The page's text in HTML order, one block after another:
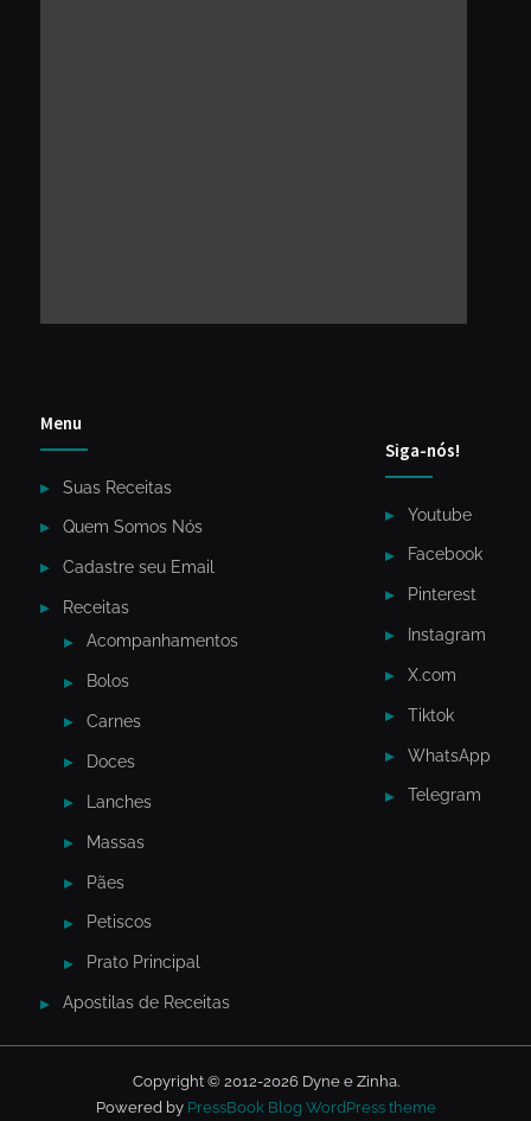
Menu
Suas Receitas
Quem Somos Nós
Cadastre seu Email
Receitas
Acompanhamentos
Bolos
Carnes
Doces
Lanches
Massas
Pães
Petiscos
Prato Principal
Apostilas de Receitas
Siga-nós!
Youtube
Facebook
Pinterest
Instagram
X.com
Tiktok
WhatsApp
Telegram
Copyright © 2012-2026 Dyne e Zinha.
Powered by PressBook Blog WordPress theme